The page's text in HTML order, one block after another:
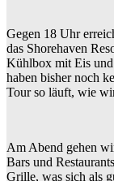
Gegen 18 Uhr
das Shorehaven
Kühlbox mit Eis
haben bisher noch
Tour so läuft, wie
Am Abend gehen
Bars und
Grille, was sich als